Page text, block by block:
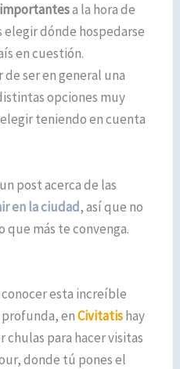
a la hora de
dónde hospedarse
en cuestión.
ser en general una
opciones muy
teniendo en cuenta
post acerca de las
en la ciudad, así que no
que más te convenga.
esta increíble
enCivitatishay
chulas para hacer visitas
donde tú pones el